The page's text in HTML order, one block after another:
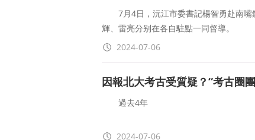
留下一個
這是團結的力量，無可匹敵；
這是愛的傳遞，溫暖心底。
7月4日，沅江市委書記楊智勇赴南嘴
輝、雷亮分别在各自駐點一同督導。
2024-07-06
因報北大考古受質疑？“考古圈
過去4年
“鍾芳蓉”這個名字反複被提起
2024-07-06